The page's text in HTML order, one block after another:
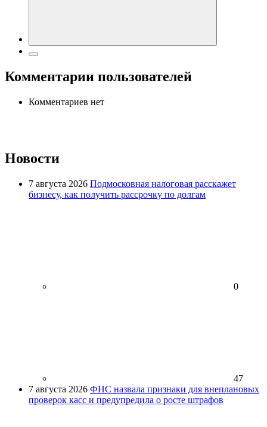
Комментарии пользователей
Комментариев нет
Новости
7 августа 2026 Подмосковная налоговая расскажет
бизнесу, как получить рассрочку по долгам
0
47
7 августа 2026 ФНС назвала признаки для внеплановых
проверок касс и предупредила о росте штрафов